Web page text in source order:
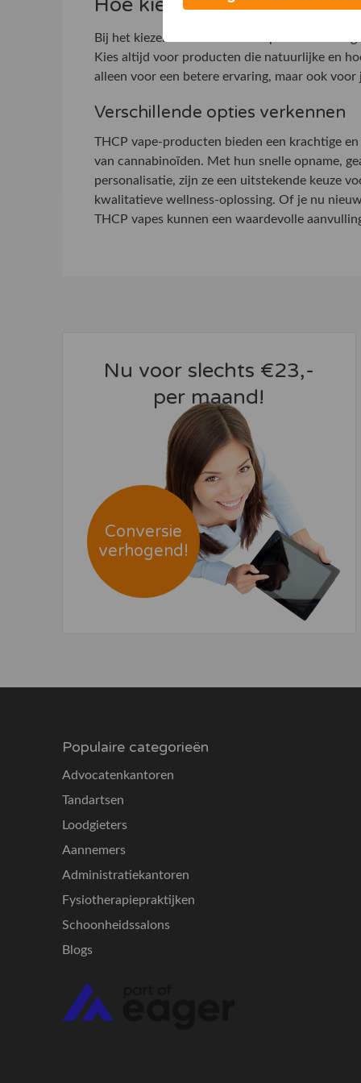
Bij het kiezen van een THCP vape is het
Kies altijd voor producten die natuurlijke en
alleen voor een betere ervaring, maar ook voor
Verschillende opties verkennen
THCP vape-producten bieden een krachtige
van cannabinoïden. Met hun snelle opname,
personalisatie, zijn ze een uitstekende keuze
kwalitatieve wellness-oplossing. Of je nu
THCP vapes kunnen een waardevolle
Nu voor slechts €23,-
per maand!
Conversie
verhogend!
Populaire categorieën
Advocatenkantoren
Tandartsen
Loodgieters
Aannemers
Administratiekantoren
Fysiotherapiepraktijken
Schoonheidssalons
Blogs